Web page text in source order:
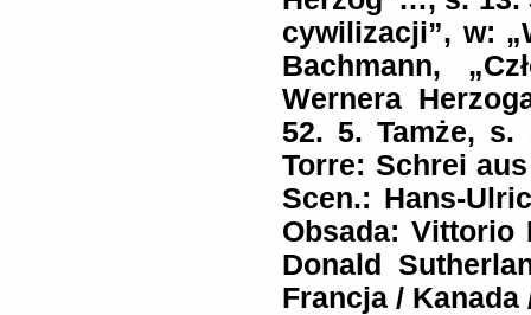
cywilizacji”, w:
Bachmann,
Wernera
52. 5. Tamże,
Torre: Schrei
Scen.: Hans-
Obsada: Vittorio
Donald
Francja / Kanada